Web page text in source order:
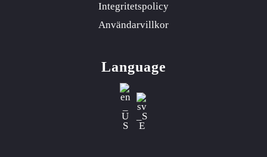
Integritetspolicy
Användarvillkor
Language